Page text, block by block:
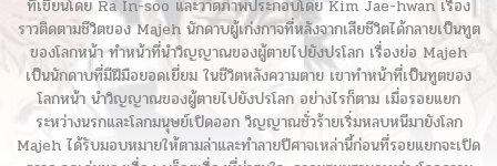
ที่เขียนโดย Ra In-soo และวาดภาพประกอบโดย Kim Jae-hwan เรื่อง
ราวติดตามชีวิตของ Majeh นักดาบผู้เก่งกาจที่หลังจากเสียชีวิตได้กลายเป็นทูต
ของโลกหน้า ทำหน้าที่นำวิญญาณของผู้ตายไปยังปรโลก เรื่องย่อ Majeh
เป็นนักดาบที่มีฝีมือยอดเยี่ยม ในชีวิตหลังความตาย เขาทำหน้าที่เป็นทูตของ
โลกหน้า นำวิญญาณของผู้ตายไปยังปรโลก อย่างไรก็ตาม เมื่อรอยแยก
ระหว่างนรกและโลกมนุษย์เปิดออก วิญญาณชั่วร้ายเริ่มหลบหนีมายังโลก
Majeh ได้รับมอบหมายให้ตามล่าและทำลายปีศาจเหล่านี้ก่อนที่รอยแยกจะเปิด